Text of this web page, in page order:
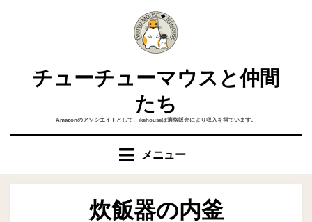
チューチューマウスと仲間
たち
Amazonのアソシエイトとして、ikehouseは適格販売により収入を得ています。
メニュー
炊飯器の内釜